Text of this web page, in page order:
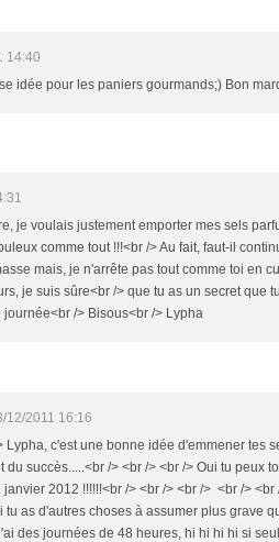
14:40
idée pour les paniers gourmands;) Bon
je voulais justement emporter mes sels
comme tout !!!<br /> Au fait, faut-il
mais, je n'arrête pas tout comme toi en
je suis sûre<br /> que tu as un secret que
journée<br /> Bisous<br /> Lypha
12/2011 16:16
Lypha, c'est une bonne idée d'emmener tes
du succès.....<br /> <br /> <br /> Oui tu peux
2012 !!!!!!<br /> <br /> <br /> <br />
tu as d'autres choses à assumer plus grave
des journées de 48 heures, hi hi hi hi si